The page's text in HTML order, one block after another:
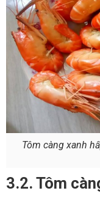
Tôm càng xanh
3.2. Tôm